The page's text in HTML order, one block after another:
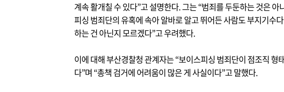
계속 활개칠 수 있다”고 설명한다. 그는 “범죄를 두둔하는 것은
피싱 범죄단의 유혹에 속아 알바로 알고 뛰어든 사람도 부지기수
하는 건 아닌지 모르겠다”고 우려했다.
이에 대해 부산경찰청 관계자는 “보이스피싱 범죄단이 점조직 형
다”며 “총책 검거에 어려움이 많은 게 사실이다”고 말했다.